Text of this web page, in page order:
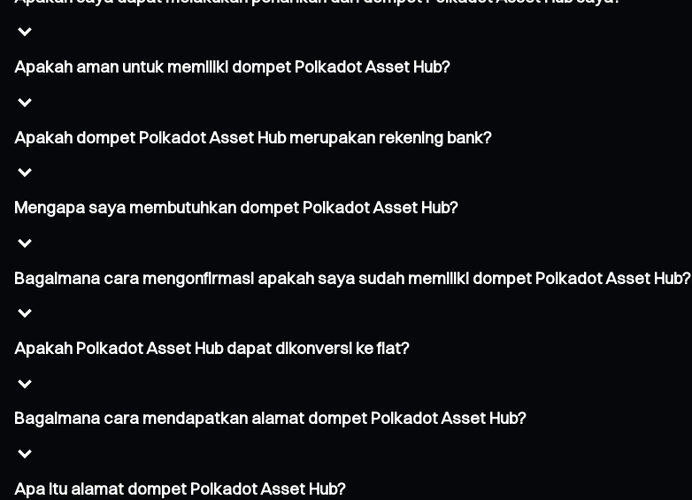
Apakah aman untuk memiliki dompet Polkadot Asset Hub?
Apakah dompet Polkadot Asset Hub merupakan rekening bank?
Mengapa saya membutuhkan dompet Polkadot Asset Hub?
Bagaimana cara mengonfirmasi apakah saya sudah memiliki dompet Polkadot Asset Hub?
Apakah Polkadot Asset Hub dapat dikonversi ke fiat?
Bagaimana cara mendapatkan alamat dompet Polkadot Asset Hub?
Apa itu alamat dompet Polkadot Asset Hub?